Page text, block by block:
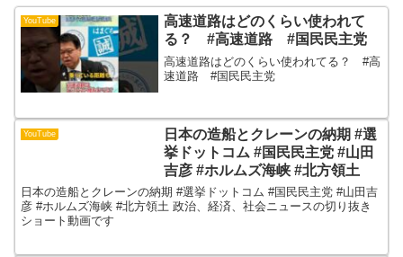
YouTube
高速道路はどのくらい使われて
る？ #高速道路 #国民民主党
高速道路はどのくらい使われてる？ #高
速道路 #国民民主党
YouTube
日本の造船とクレーンの納期 #選
挙ドットコム #国民民主党 #山田
吉彦 #ホルムズ海峡 #北方領土
日本の造船とクレーンの納期 #選挙ドットコム #国民民主党 #山田吉
彦 #ホルムズ海峡 #北方領土 政治、経済、社会ニュースの切り抜き
ショート動画です